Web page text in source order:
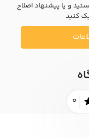
و یا پیشنهاد اصلاح
کنید
0